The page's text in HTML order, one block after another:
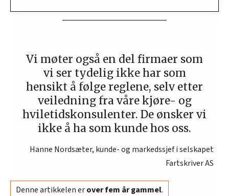
Vi møter også en del firmaer som
vi ser tydelig ikke har som
hensikt å følge reglene, selv etter
veiledning fra våre kjøre- og
hviletidskonsulenter. De ønsker vi
ikke å ha som kunde hos oss.
Hanne Nordsæter, kunde- og markedssjef i selskapet
Fartskriver AS
Denne artikkelen erover fem år gammel.